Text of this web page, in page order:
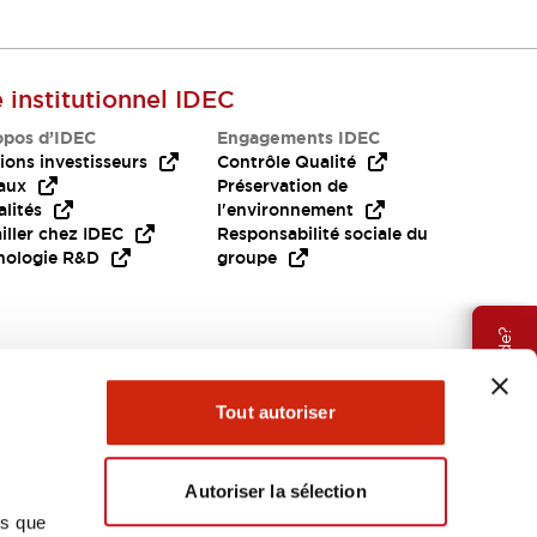
que
Tout autoriser
Autoriser la sélection
Besoin d'aide?
institutionnel IDEC
d’IDEC
investisseurs
chez IDEC
R&D
Engagements IDEC
Contrôle Qualité
Préservation de
l'environnement
Responsabilité sociale du
groupe